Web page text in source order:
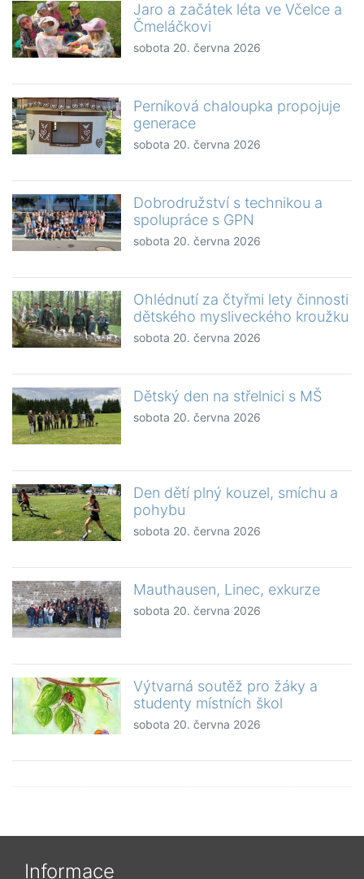
Jaro a začátek léta ve Včelce a
Čmeláčkovi
sobota 20. června 2026
Perníková chaloupka propojuje
generace
sobota 20. června 2026
Dobrodružství s technikou a
spolupráce s GPN
sobota 20. června 2026
Ohlédnutí za čtyřmi lety činnosti
dětského mysliveckého kroužku
sobota 20. června 2026
Dětský den na střelnici s MŠ
sobota 20. června 2026
Den dětí plný kouzel, smíchu a
pohybu
sobota 20. června 2026
Mauthausen, Linec, exkurze
sobota 20. června 2026
Výtvarná soutěž pro žáky a
studenty místních škol
sobota 20. června 2026
Informace